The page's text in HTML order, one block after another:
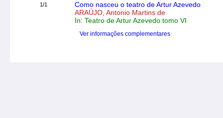
1/1
Como nasceu o teatro de Artur Azevedo
ARAÚJO, Antonio Martins de
In: Teatro de Artur Azevedo tomo VI
Ver informações complementares